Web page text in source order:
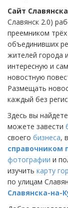
Сайт
Славянск 2.0)
преемником
объединивших
жителей города
интересную и
новостную
Размещать
каждый без
Здесь вы
можете завести
своего бизнеса,
справочником
фотографии и
изучить карту
по улицам
Славянска-на-